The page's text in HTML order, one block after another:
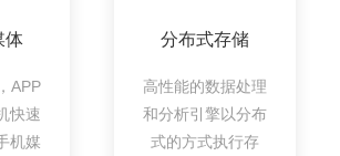
体
APP
快速
机媒
分布式存储
高性能的数据处理
和分析引擎以分布
式的方式执行存